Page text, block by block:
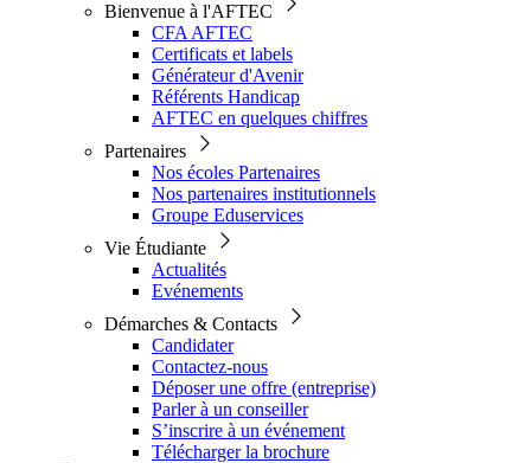
Bienvenue à l'AFTEC
CFA AFTEC
Certificats et labels
Générateur d'Avenir
Référents Handicap
AFTEC en quelques chiffres
Partenaires
Nos écoles Partenaires
Nos partenaires institutionnels
Groupe Eduservices
Vie Étudiante
Actualités
Evénements
Démarches & Contacts
Candidater
Contactez-nous
Déposer une offre (entreprise)
Parler à un conseiller
S’inscrire à un événement
Télécharger la brochure